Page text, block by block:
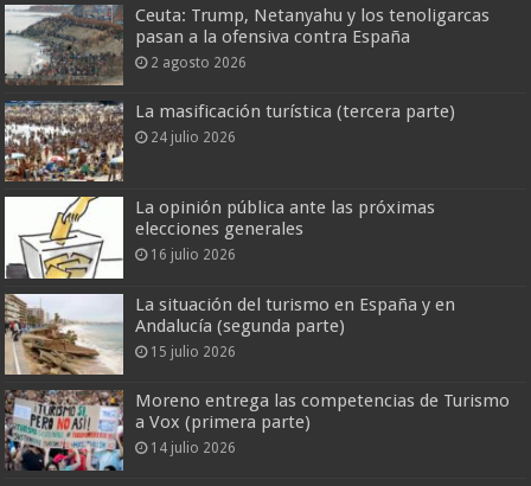
Ceuta: Trump, Netanyahu y los tenoligarcas
pasan a la ofensiva contra España
2 agosto 2026
La masificación turística (tercera parte)
24 julio 2026
La opinión pública ante las próximas
elecciones generales
16 julio 2026
La situación del turismo en España y en
Andalucía (segunda parte)
15 julio 2026
Moreno entrega las competencias de Turismo
a Vox (primera parte)
14 julio 2026